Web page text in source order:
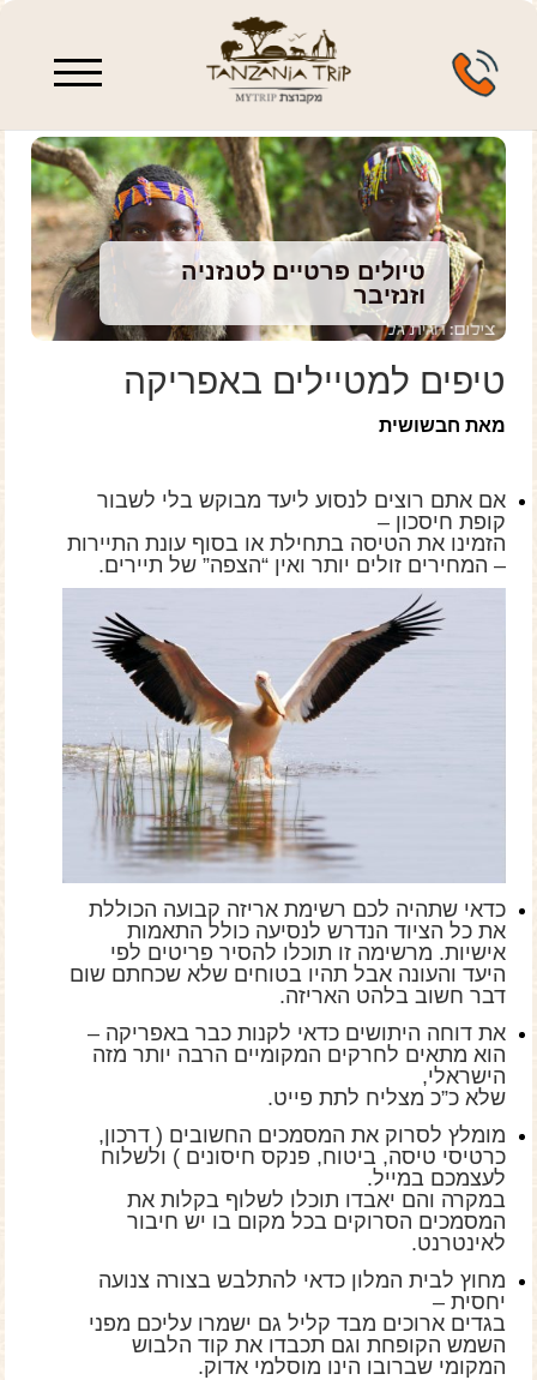
טיולים פרטיים לטנזניה
וזנזיבר
טיפים למטיילים באפריקה
מאת חבשושית
אם אתם רוצים לנסוע ליעד מבוקש בלי לשבור
קופת חיסכון –
הזמינו את הטיסה בתחילת או בסוף עונת התיירות
– המחירים זולים יותר ואין “הצפה” של תיירים.
כדאי שתהיה לכם רשימת אריזה קבועה הכוללת
את כל הציוד הנדרש לנסיעה כולל התאמות
אישיות. מרשימה זו תוכלו להסיר פריטים לפי
היעד והעונה אבל תהיו בטוחים שלא שכחתם שום
דבר חשוב בלהט האריזה.
את דוחה היתושים כדאי לקנות כבר באפריקה –
הוא מתאים לחרקים המקומיים הרבה יותר מזה
הישראלי,
שלא כ”כ מצליח לתת פייט.
מומלץ לסרוק את המסמכים החשובים ( דרכון,
כרטיסי טיסה, ביטוח, פנקס חיסונים ) ולשלוח
לעצמכם במייל.
במקרה והם יאבדו תוכלו לשלוף בקלות את
המסמכים הסרוקים בכל מקום בו יש חיבור
לאינטרנט.
מחוץ לבית המלון כדאי להתלבש בצורה צנועה
יחסית –
בגדים ארוכים מבד קליל גם ישמרו עליכם מפני
השמש הקופחת וגם תכבדו את קוד הלבוש
המקומי שברובו הינו מוסלמי אדוק.